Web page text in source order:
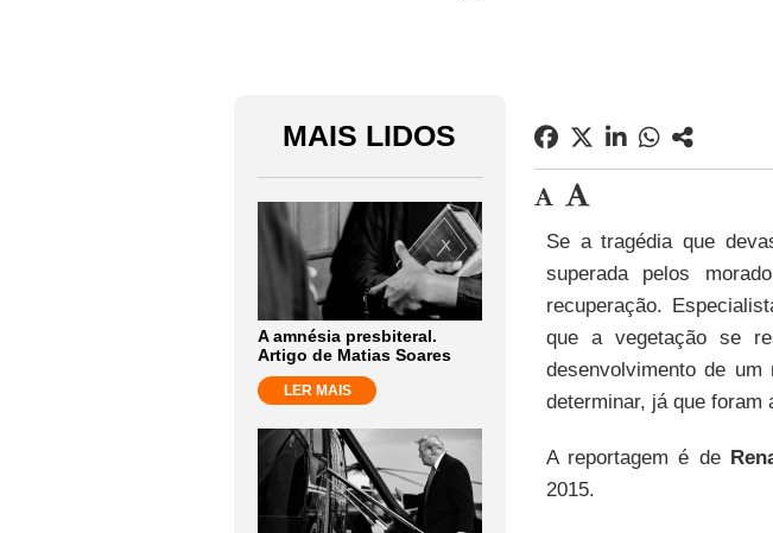
MAIS LIDOS
A amnésia presbiteral.
Artigo de Matias Soares
LER MAIS
Se a tragédia que
superada pelos
recuperação.
que a vegetação se
desenvolvimento de um
determinar, já que foram
A reportagem é de
2015.